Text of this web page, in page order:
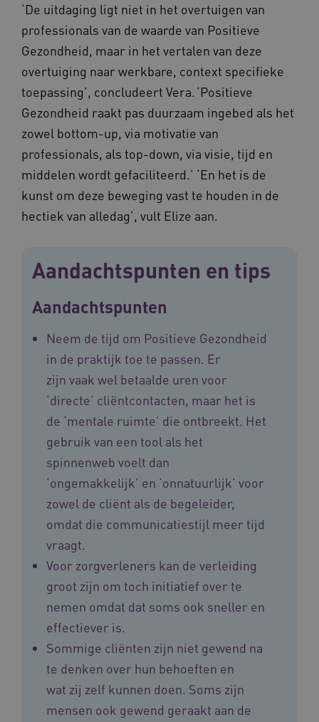
‘De uitdaging ligt niet in het overtuigen van
professionals van de waarde van Positieve
Gezondheid, maar in het vertalen van deze
overtuiging naar werkbare, context specifieke
toepassing’, concludeert Vera. ‘Positieve
Gezondheid raakt pas duurzaam ingebed als het
zowel bottom-up, via motivatie van
professionals, als top-down, via visie, tijd en
middelen wordt gefaciliteerd.’ ‘En het is de
kunst om deze beweging vast te houden in de
hectiek van alledag’, vult Elize aan.
Aandachtspunten en tips
Aandachtspunten
Neem de tijd om Positieve Gezondheid
in de praktijk toe te passen. Er
zijn vaak wel betaalde uren voor
‘directe’ cliëntcontacten, maar het is
de ‘mentale ruimte’ die ontbreekt. Het
gebruik van een tool als het
spinnenweb voelt dan
‘ongemakkelijk’ en ‘onnatuurlijk’ voor
zowel de cliënt als de begeleider,
omdat die communicatiestijl meer tijd
vraagt.
Voor zorgverleners kan de verleiding
groot zijn om toch initiatief over te
nemen omdat dat soms ook sneller en
effectiever is.
Sommige cliënten zijn niet gewend na
te denken over hun behoeften en
wat zij zelf kunnen doen. Soms zijn
mensen ook gewend geraakt aan de
ARRAffinity
Microsoft
Corporation
www.vilans.nl
FPLC
ASLBSA